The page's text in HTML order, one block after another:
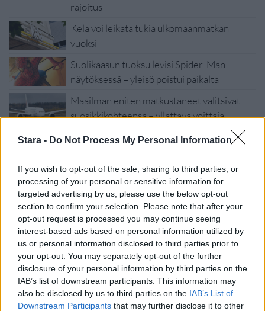
Stara - Do Not Process My Personal Information
If you wish to opt-out of the sale, sharing to third parties, or
processing of your personal or sensitive information for
targeted advertising by us, please use the below opt-out
section to confirm your selection. Please note that after your
opt-out request is processed you may continue seeing
interest-based ads based on personal information utilized by
us or personal information disclosed to third parties prior to
your opt-out. You may separately opt-out of the further
disclosure of your personal information by third parties on the
IAB’s list of downstream participants. This information may
also be disclosed by us to third parties on the IAB’s List of
Downstream Participants that may further disclose it to other
rajoitus
Kela voi leikata tukia ulkomaanmatkan
vuoksi
Suolikaasun tuoksu levisi Spider-Man -
näytöksessä – yleisö poistui paikalta
Maailman eniten matkustaneet valitsivat
suosikkikohteensa – yllättävä voittaja
Viihdeuutiset